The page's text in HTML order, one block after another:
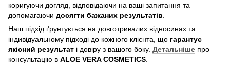
коригуючи догляд, відповідаючи на ваші запитання та
допомагаючи досягти бажаних результатів.
Наш підхід ґрунтується на довготривалих відносинах та
індивідуальному підході до кожного клієнта, що гарантує
якісний результат і довіру з вашого боку. Детальніше про
консультацію в ALOE VERA COSMETICS.